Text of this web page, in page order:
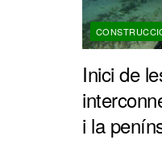
Inici de
i la